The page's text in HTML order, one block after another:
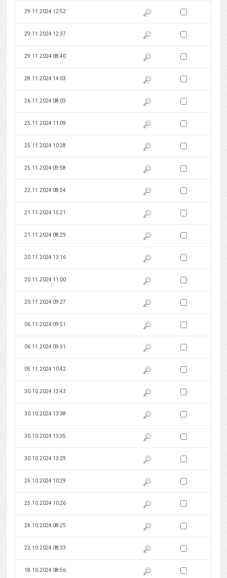
29.11.2024 12:52 Pokaż podgląd wersji z dnia
Zaznacz wersję do
29.11.2024 12:37 Pokaż podgląd wersji z dnia
Zaznacz wersję do
29.11.2024 08:40 Pokaż podgląd wersji z dnia
Zaznacz wersję do
28.11.2024 14:03 Pokaż podgląd wersji z dnia
Zaznacz wersję do
26.11.2024 08:03 Pokaż podgląd wersji z dnia
Zaznacz wersję do
25.11.2024 11:09 Pokaż podgląd wersji z dnia
Zaznacz wersję do
25.11.2024 10:28 Pokaż podgląd wersji z dnia
Zaznacz wersję do
25.11.2024 09:58 Pokaż podgląd wersji z dnia
Zaznacz wersję do
22.11.2024 08:54 Pokaż podgląd wersji z dnia
Zaznacz wersję do
21.11.2024 15:21 Pokaż podgląd wersji z dnia
Zaznacz wersję do
21.11.2024 08:29 Pokaż podgląd wersji z dnia
Zaznacz wersję do
20.11.2024 13:16 Pokaż podgląd wersji z dnia
Zaznacz wersję do
20.11.2024 11:00 Pokaż podgląd wersji z dnia
Zaznacz wersję do
20.11.2024 09:27 Pokaż podgląd wersji z dnia
Zaznacz wersję do
06.11.2024 09:51 Pokaż podgląd wersji z dnia
Zaznacz wersję do
06.11.2024 09:31 Pokaż podgląd wersji z dnia
Zaznacz wersję do
05.11.2024 10:42 Pokaż podgląd wersji z dnia
Zaznacz wersję do
30.10.2024 13:43 Pokaż podgląd wersji z dnia
Zaznacz wersję do
30.10.2024 13:38 Pokaż podgląd wersji z dnia
Zaznacz wersję do
30.10.2024 13:35 Pokaż podgląd wersji z dnia
Zaznacz wersję do
30.10.2024 13:29 Pokaż podgląd wersji z dnia
Zaznacz wersję do
25.10.2024 10:29 Pokaż podgląd wersji z dnia
Zaznacz wersję do
25.10.2024 10:26 Pokaż podgląd wersji z dnia
Zaznacz wersję do
24.10.2024 08:25 Pokaż podgląd wersji z dnia
Zaznacz wersję do
22.10.2024 08:33 Pokaż podgląd wersji z dnia
Zaznacz wersję do
18.10.2024 08:56 Pokaż podgląd wersji z dnia
Zaznacz wersję do